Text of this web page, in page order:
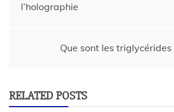
l’holographie
Que sont les triglycérides
RELATED POSTS